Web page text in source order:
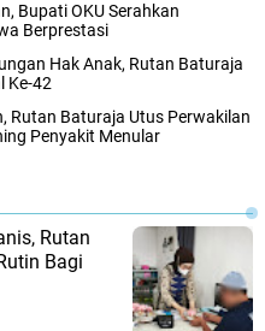
Bupati OKU Serahkan
Berprestasi
Hak Anak, Rutan Baturaja
Ke-42
Rutan Baturaja Utus Perwakilan
Penyakit Menular
Rutan
Bagi